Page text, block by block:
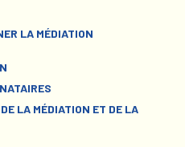
LA MÉDIATION
LA MÉDIATION ET DE LA